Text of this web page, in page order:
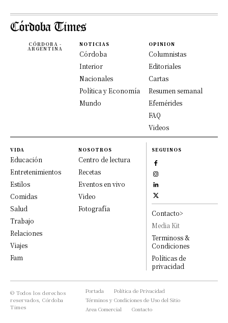
CÓRDOBA -
ARGENTINA
NOTICIAS
Córdoba
Interior
Nacionales
Política y Economía
Mundo
OPINION
Columnistas
Editoriales
Cartas
Resumen semanal
Efemérides
FAQ
Videos
VIDA
Educación
Entretenimientos
Estilos
Comidas
Salud
Trabajo
Relaciones
Viajes
Fam
NOSOTROS
Centro de lectura
Recetas
Eventos en vivo
Video
Fotografía
SEGUINOS
Contacto>
Media Kit
Terminoss &
Condiciones
Políticas de
privacidad
© Todos los derechos
reservados, Córdoba
Times
Portada
Política de Privacidad
Términos y Condiciones de Uso del Sitio
Area Comercial
Contacto